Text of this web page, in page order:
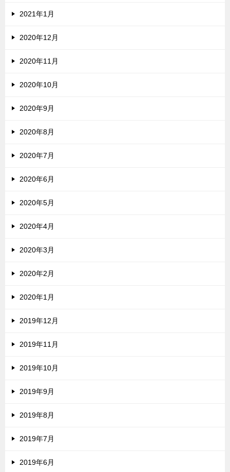
2021年1月
2020年12月
2020年11月
2020年10月
2020年9月
2020年8月
2020年7月
2020年6月
2020年5月
2020年4月
2020年3月
2020年2月
2020年1月
2019年12月
2019年11月
2019年10月
2019年9月
2019年8月
2019年7月
2019年6月